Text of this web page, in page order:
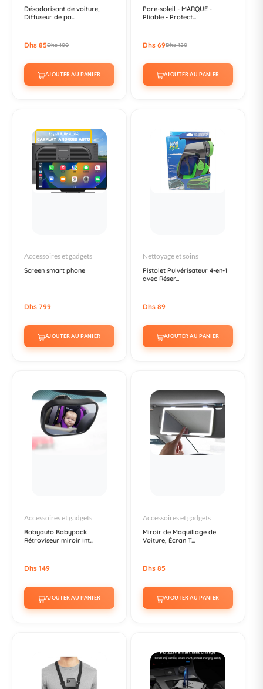
Désodorisant de voiture,
Diffuseur de pa...
Dhs 85Dhs 100
AJOUTER AU PANIER
Pare-soleil - MARQUE -
Pliable - Protect...
Dhs 69Dhs 120
AJOUTER AU PANIER
Accessoires et gadgets
Screen smart phone
Dhs 799
AJOUTER AU PANIER
Nettoyage et soins
Pistolet Pulvérisateur 4-en-1
avec Réser...
Dhs 89
AJOUTER AU PANIER
Accessoires et gadgets
Babyauto Babypack
Rétroviseur miroir Int...
Dhs 149
AJOUTER AU PANIER
Accessoires et gadgets
Miroir de Maquillage de
Voiture, Écran T...
Dhs 85
AJOUTER AU PANIER